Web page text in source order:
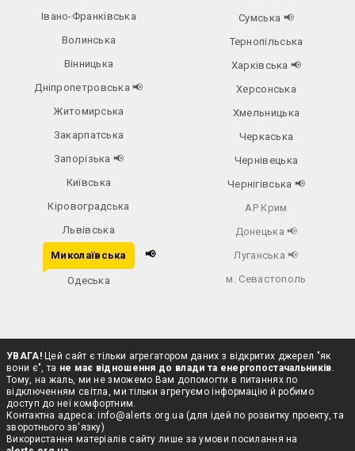
Івано-Франківська
Волинська
Вінницька
Дніпропетровська📢
Житомирська
Закарпатська
Запорізька 📢
Київська
Кіровоградська
Львівська
Миколаївська 📢
Одеська
Сумська 📢
Тернопільська
Харківська 📢
Херсонська
Хмельницька
Черкаська
Чернівецька
Чернігівська 📢
АР Крим
Донецька 📢
Луганська 📢
м. Севастополь
УВАГА!Цей сайт є тільки агрегатором даних з відкритих джерел "як
вони є", та не має відношення до влади та енергопостачальників.
Тому, на жаль, ми не зможемо Вам допомогти в питаннях по
відключенням світла, ми тільки агрегуємо інформацію й робимо
доступ до неї комфортним.
Контактна адреса:info@alerts.org.ua (для ідей по розвитку проекту, та
зворотнього зв'язку)
Використання матеріалів сайту лише за умови посилання на